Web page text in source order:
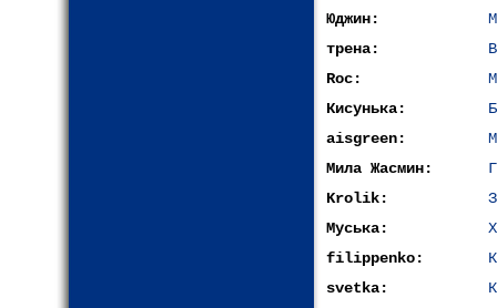
Юджин:
трена:
Roc:
Кисунька:
aisgreen:
Мила Жасмин:
Krolik:
Муська:
filippenko:
svetka: